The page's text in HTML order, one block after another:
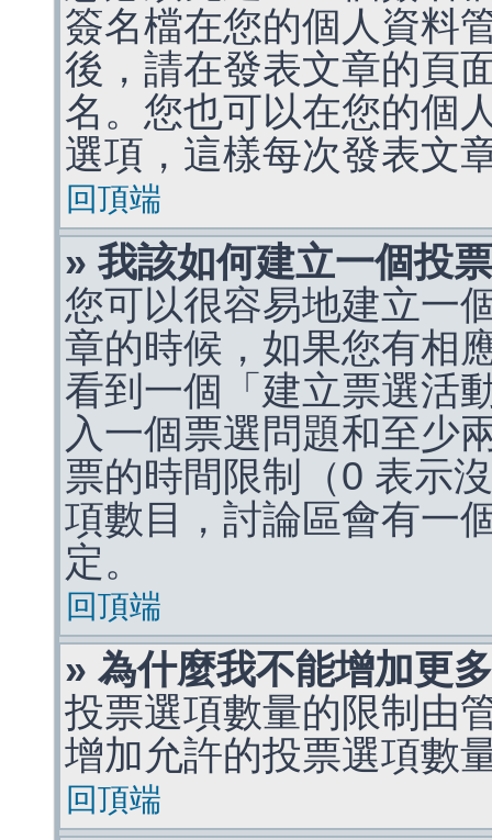
簽名檔在您的個人資料
後，請在發表文章的頁
名。您也可以在您的個
選項，這樣每次發表文
回頂端
» 我該如何建立一個投
您可以很容易地建立一
章的時候，如果您有相
看到一個「建立票選活
入一個票選問題和至少
票的時間限制（0 表示
項數目，討論區會有一
定。
回頂端
» 為什麼我不能增加更
投票選項數量的限制由
增加允許的投票選項數
回頂端